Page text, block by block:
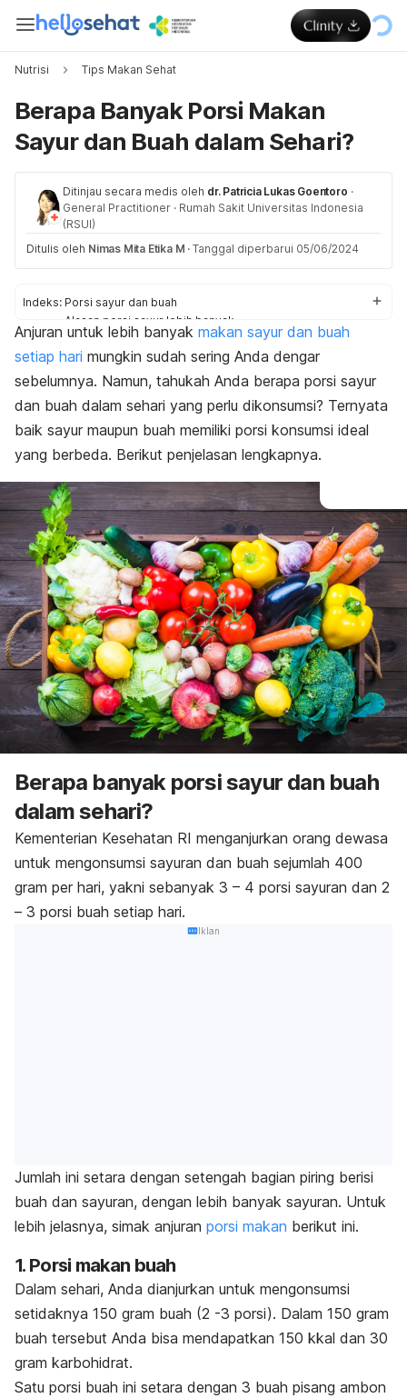
Nutrisi Tips Makan Sehat
Berapa Banyak Porsi Makan
Sayur dan Buah dalam Sehari?
Ditinjau secara medis oleh dr. Patricia Lukas Goentoro ·
General Practitioner · Rumah Sakit Universitas Indonesia
(RSUI)
Ditulis oleh Nimas Mita Etika M · Tanggal diperbarui 05/06/2024
Indeks: Porsi sayur dan buah
Alasan porsi sayur lebih banyak
Tips makan sayur dan buah
Anjuran untuk lebih banyak makan sayur dan buah
setiap hari mungkin sudah sering Anda dengar
sebelumnya. Namun, tahukah Anda berapa porsi sayur
dan buah dalam sehari yang perlu dikonsumsi? Ternyata
baik sayur maupun buah memiliki porsi konsumsi ideal
yang berbeda. Berikut penjelasan lengkapnya.
Berapa banyak porsi sayur dan buah
dalam sehari?
Kementerian Kesehatan RI menganjurkan orang dewasa
untuk mengonsumsi sayuran dan buah sejumlah 400
gram per hari, yakni sebanyak 3 – 4 porsi sayuran dan 2
– 3 porsi buah setiap hari.
Iklan
Jumlah ini setara dengan setengah bagian piring berisi
buah dan sayuran, dengan lebih banyak sayuran. Untuk
lebih jelasnya, simak anjuran porsi makan berikut ini.
1. Porsi makan buah
Dalam sehari, Anda dianjurkan untuk mengonsumsi
setidaknya 150 gram buah (2 -3 porsi). Dalam 150 gram
buah tersebut Anda bisa mendapatkan 150 kkal dan 30
gram karbohidrat.
Satu porsi buah ini setara dengan 3 buah pisang ambon